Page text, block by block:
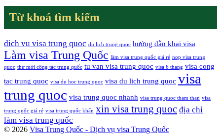
Từ khoá tìm kiếm
dich vu visa trung quoc du lich trung quoc hướng dẫn khai visa
Làm visa Trung Quốc làm visa trung quốc giá rẻ nop visa trung
quoc thư mời công tác trung quốc tu van visa trung quoc visa 6 thang visa cong
tac trung quoc visa du hoc trung quoc visa du lich trung quoc visa
trung quoc visa trung quoc nhanh visa trung quoc tham than visa
trung quốc giá rẻ visa trung quốc khẩn xin visa trung quoc địa chỉ
làm visa trung quốc
© 2026 Visa Trung Quốc - Dịch vụ visa Trung Quốc